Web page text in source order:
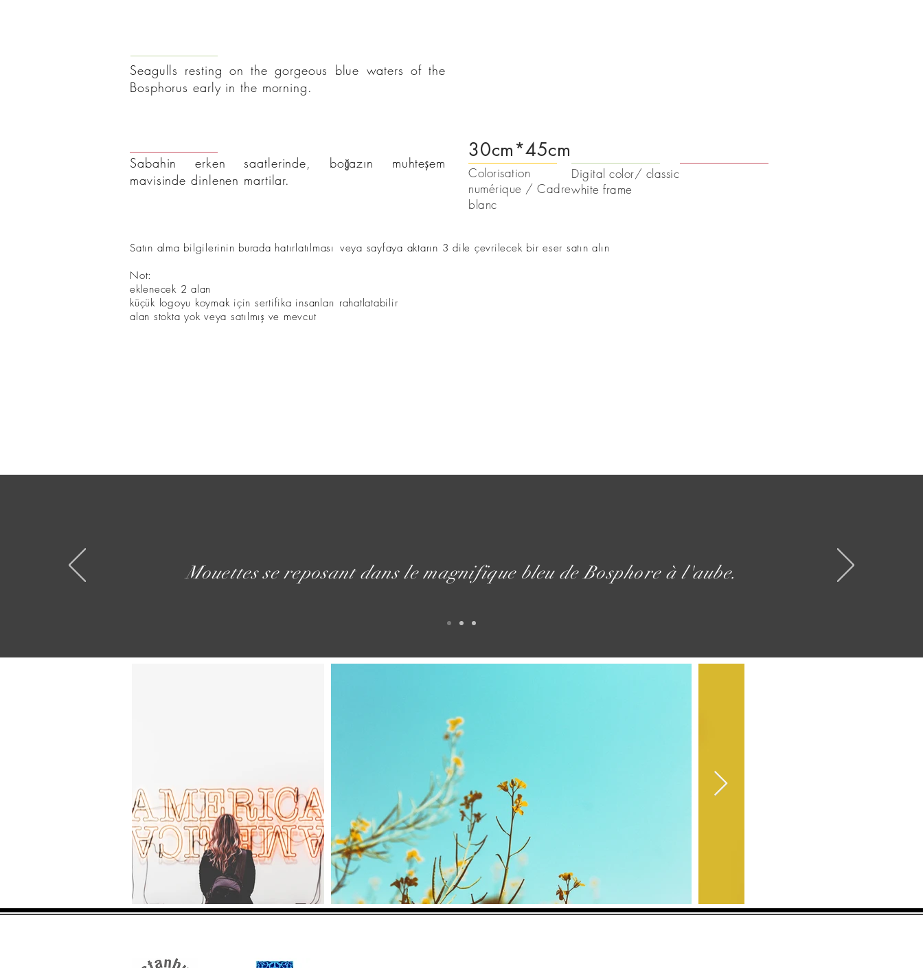
Seagulls resting on the gorgeous blue waters of the
Bosphorus early in the morning.
Sabahin erken saatlerinde, boğazın muhteşem
mavisinde dinlenen martilar.
30cm*45cm
Colorisation
numérique / Cadre
blanc
Digital color/ classic
white frame
Satın alma bilgilerinin burada hatırlatılması veya sayfaya aktarın 3 dile çevrilecek bir eser satın alın
Not:
eklenecek 2 alan
küçük logoyu koymak için sertifika insanları rahatlatabilir
alan stokta yok veya satılmış ve mevcut
Mouettes se reposant dans le magnifique bleu de Bosphore à l'aube.